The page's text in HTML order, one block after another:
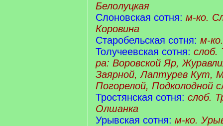
Белолуцкая
Слоновская сотня: м-ко.
Коровина
Старобельская сотня: м-
Толучеевская сотня: слоб.
ра: Воровской Яр,
Заярной, Лаптурев Кут,
Погорелой, Подколодной
Тростянская сотня: слоб.
Олшанка
Урывская сотня: м-ко.